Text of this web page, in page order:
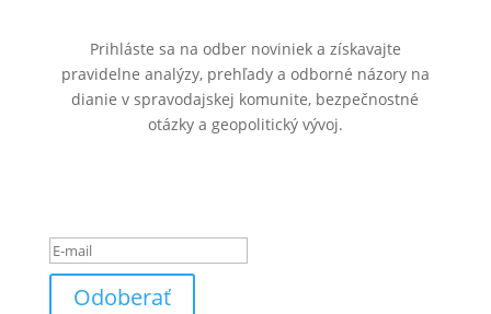
Prihláste sa na odber noviniek a získavajte
pravidelne analýzy, prehľady a odborné názory na
dianie v spravodajskej komunite, bezpečnostné
otázky a geopolitický vývoj.
Odoberať